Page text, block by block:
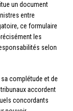
un document
entre
ce formulaire
les
selon
complétude et de
accordent
concordants